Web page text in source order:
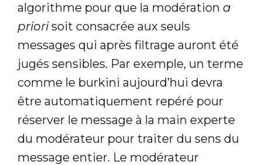
algorithme pour que la modération a
priorisoit consacrée aux seuls
messages qui après filtrage auront été
jugés sensibles. Par exemple, un terme
comme le burkini aujourd’hui devra
être automatiquement repéré pour
réserver le message à la main experte
du modérateur pour traiter du sens du
message entier. Le modérateur